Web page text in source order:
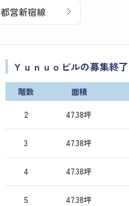
都営新宿線
Ｙｕｎｕｏビルの募集終
階数 面積
2
47.38坪
3 47.38坪
4 47.38坪
5 47.38坪